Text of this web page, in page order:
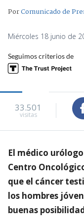
PorComunicado de
Miércoles 18 junio de
Seguimos criterios de
33.501
visitas
El médico
Centro
que el cáncer
los hombres
buenas